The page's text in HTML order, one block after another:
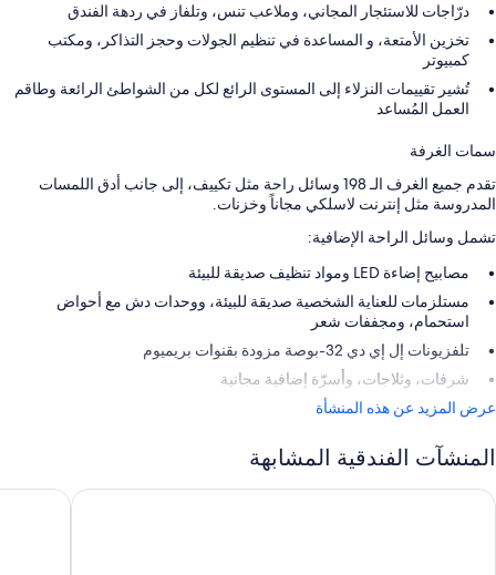
درّاجات للاستئجار المجاني، وملاعب تنس، وتلفاز في ردهة الفندق
تخزين الأمتعة، و المساعدة في تنظيم الجولات وحجز التذاكر، ومكتب
كمبيوتر
تُشير تقييمات النزلاء إلى المستوى الرائع لكل من الشواطئ الرائعة وطاقم
العمل المُساعد
سمات الغرفة
تقدم جميع الغرف الـ 198 وسائل راحة مثل تكييف، إلى جانب أدق اللمسات
المدروسة مثل إنترنت لاسلكي مجاناً وخزنات.
تشمل وسائل الراحة الإضافية:
مصابيح إضاءة LED ومواد تنظيف صديقة للبيئة
مستلزمات للعناية الشخصية صديقة للبيئة، ووحدات دش مع أحواض
استحمام، ومجففات شعر
تلفزيونات إل إي دي 32-بوصة مزودة بقنوات بريميوم
شرفات، وثلاجات، وأسرّة إضافية مجانية
عرض المزيد عن هذه المنشأة
المنشآت الفندقية المشابهة
ذا ريف كوكو بيتش ريزورت آند سبا - أوبشيونال روول جميع الخدمات
فيفا مايا